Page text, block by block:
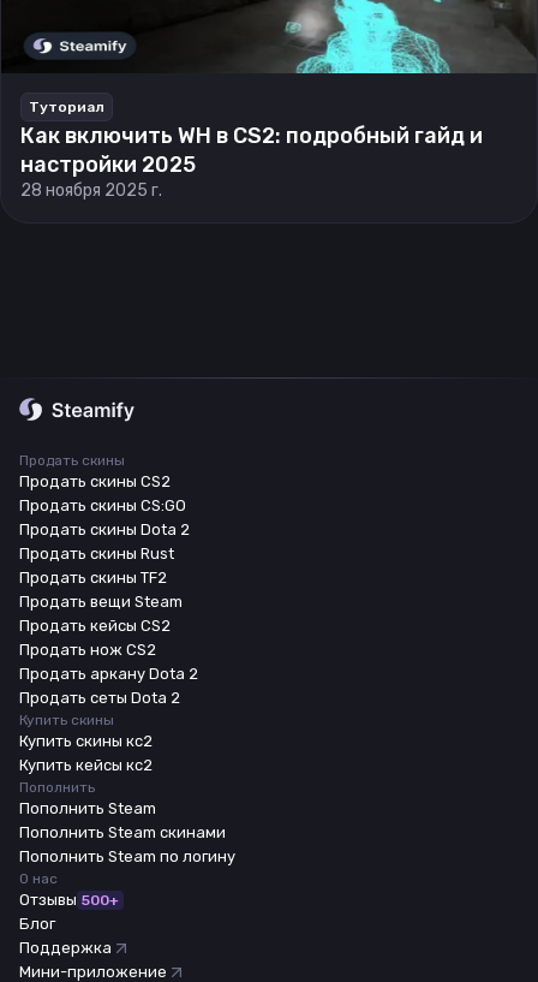
Туториал
Как включить WH в CS2: подробный гайд и
настройки 2025
28 ноября 2025 г.
Продать скины
Продать скины CS2
Продать скины CS:GO
Продать скины Dota 2
Продать скины Rust
Продать скины TF2
Продать вещи Steam
Продать кейсы CS2
Продать нож CS2
Продать аркану Dota 2
Продать сеты Dota 2
Купить скины
Купить скины кс2
Купить кейсы кс2
Пополнить
Пополнить Steam
Пополнить Steam скинами
Пополнить Steam по логину
О нас
Отзывы 500+
Блог
Поддержка
Мини-приложение